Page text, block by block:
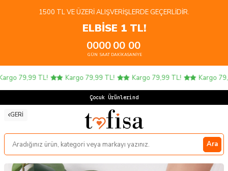
1500 TL VE ÜZERI ALIŞVERIŞLERDE GEÇERLIDIR.
ELBİSE 1 TL!
00
GÜN
00
SAAT
00
DAKIKA
00
SANIYE
79,99 TL! Kargo 79,99 TL! Kargo 79,99 TL! Kargo
Çocuk Ürünlerinde
GERI
Ara